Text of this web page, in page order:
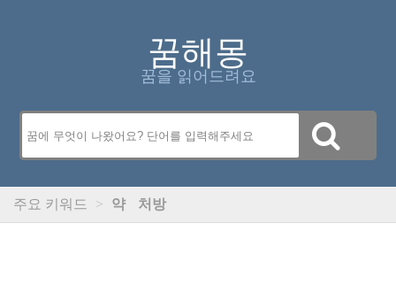
꿈해몽
꿈을 읽어드려요
주요 키워드 > 약 처방